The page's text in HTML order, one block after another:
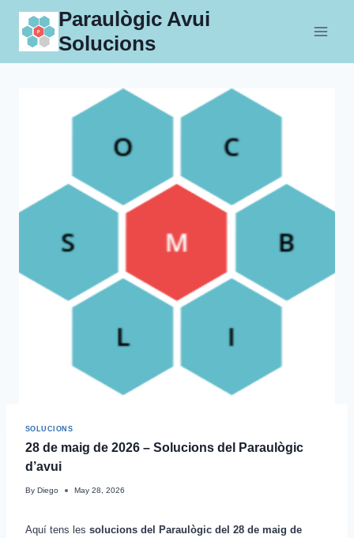
content
Paraulògic Avui
Solucions
SOLUCIONS
28 de maig de 2026 – Solucions del Paraulògic
d’avui
By Diego May 28, 2026
Aquí tens les solucions del Paraulògic del 28 de maig de